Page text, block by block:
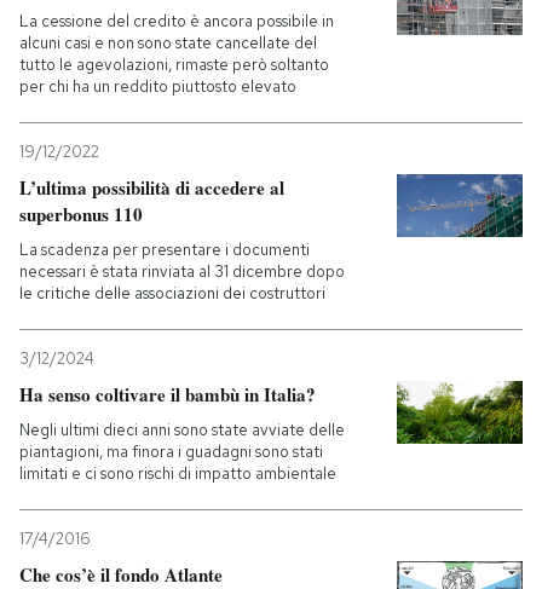
La cessione del credito è ancora possibile in
alcuni casi e non sono state cancellate del
tutto le agevolazioni, rimaste però soltanto
per chi ha un reddito piuttosto elevato
19/12/2022
L’ultima possibilità di accedere al
superbonus 110
La scadenza per presentare i documenti
necessari è stata rinviata al 31 dicembre dopo
le critiche delle associazioni dei costruttori
3/12/2024
Ha senso coltivare il bambù in Italia?
Negli ultimi dieci anni sono state avviate delle
piantagioni, ma finora i guadagni sono stati
limitati e ci sono rischi di impatto ambientale
17/4/2016
Che cos’è il fondo Atlante